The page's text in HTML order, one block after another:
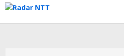
Lewati
konten